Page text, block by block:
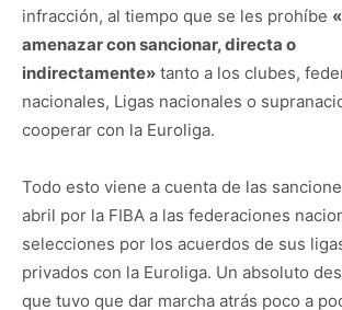
infracción, al tiempo que se les prohíbe
amenazar con sancionar, directa o
indirectamente» tanto a los clubes,
nacionales, Ligas nacionales o
cooperar con la Euroliga.
Todo esto viene a cuenta de las
abril por la FIBA a las federaciones
selecciones por los acuerdos de sus
privados con la Euroliga. Un absoluto
que tuvo que dar marcha atrás poco a